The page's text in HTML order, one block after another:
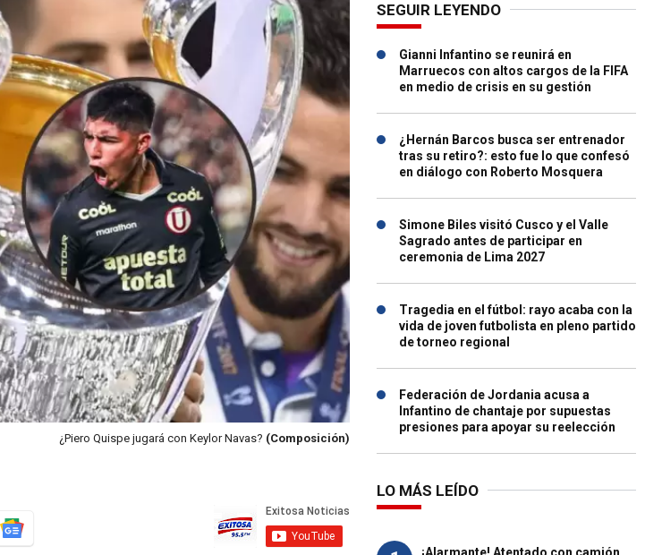
¿Piero Quispe jugará con Keylor Navas? (Composición)
SEGUIR LEYENDO
Gianni Infantino se reunirá en
Marruecos con altos cargos de la FIFA
en medio de crisis en su gestión
¿Hernán Barcos busca ser entrenador
tras su retiro?: esto fue lo que confesó
en diálogo con Roberto Mosquera
Simone Biles visitó Cusco y el Valle
Sagrado antes de participar en
ceremonia de Lima 2027
Tragedia en el fútbol: rayo acaba con la
vida de joven futbolista en pleno partido
de torneo regional
Federación de Jordania acusa a
Infantino de chantaje por supuestas
presiones para apoyar su reelección
LO MÁS LEÍDO